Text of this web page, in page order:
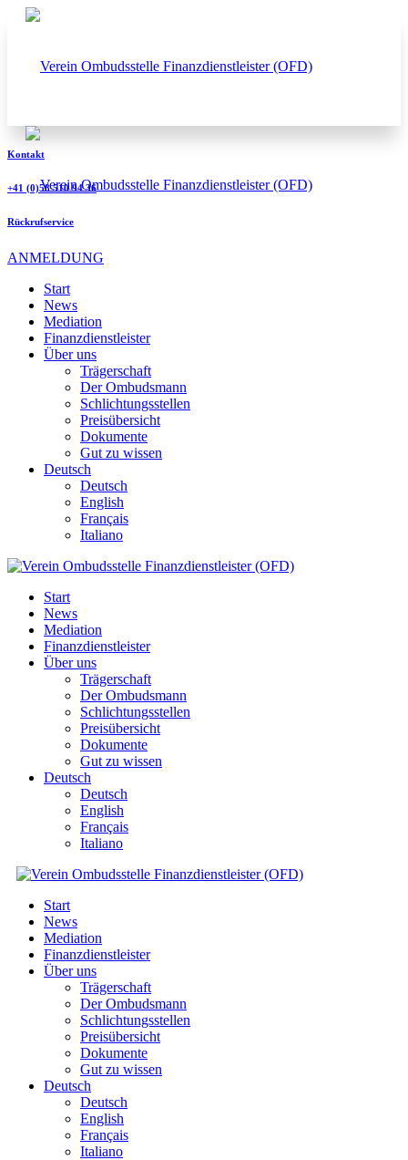
Kontakt
+41 (0)58 510 94 36
Rückrufservice
ANMELDUNG
Start
News
Mediation
Finanzdienstleister
Über uns
Trägerschaft
Der Ombudsmann
Schlichtungsstellen
Preisübersicht
Dokumente
Gut zu wissen
Deutsch
Deutsch
English
Français
Italiano
Start
News
Mediation
Finanzdienstleister
Über uns
Trägerschaft
Der Ombudsmann
Schlichtungsstellen
Preisübersicht
Dokumente
Gut zu wissen
Deutsch
Deutsch
English
Français
Italiano
Start
News
Mediation
Finanzdienstleister
Über uns
Trägerschaft
Der Ombudsmann
Schlichtungsstellen
Preisübersicht
Dokumente
Gut zu wissen
Deutsch
Deutsch
English
Français
Italiano